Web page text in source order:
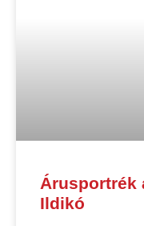
Árusportrék
Ildikó